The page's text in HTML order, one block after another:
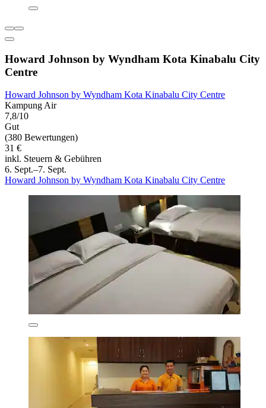
Howard Johnson by Wyndham Kota Kinabalu City
Centre
Howard Johnson by Wyndham Kota Kinabalu City Centre
Kampung Air
7,8/10
Gut
(380 Bewertungen)
31 €
inkl. Steuern & Gebühren
6. Sept.–7. Sept.
Howard Johnson by Wyndham Kota Kinabalu City Centre